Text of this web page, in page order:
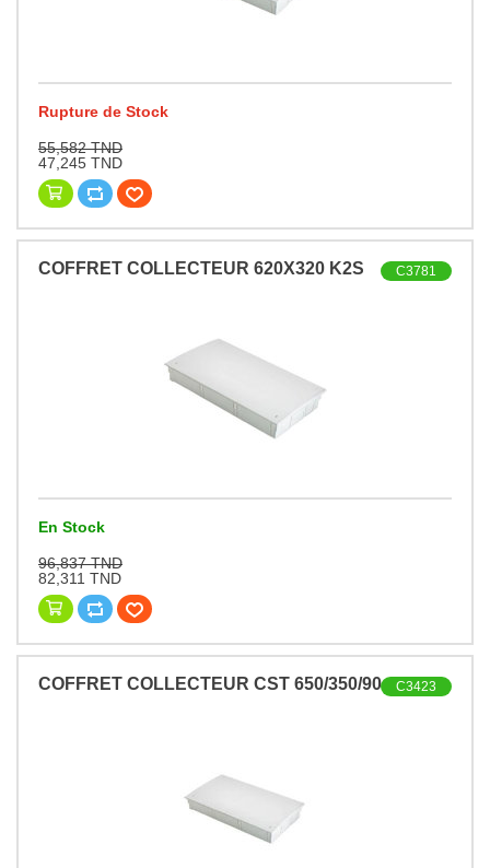
Rupture de Stock
55,582 TND
47,245 TND
COFFRET COLLECTEUR 620X320 K2S C3781
En Stock
96,837 TND
82,311 TND
COFFRET COLLECTEUR CST 650/350/90 C3423